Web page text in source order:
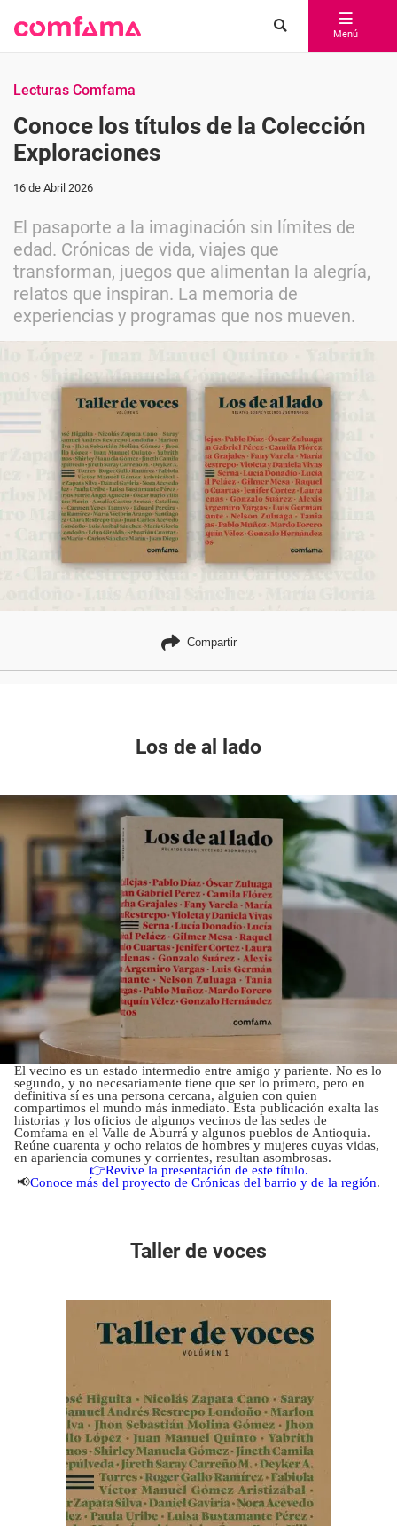
Menú
Lecturas Comfama
Conoce los títulos de la Colección
Exploraciones
16 de Abril 2026
El pasaporte a la imaginación sin límites de
edad. Crónicas de vida, viajes que
transforman, juegos que alimentan la alegría,
relatos que inspiran. La memoria de
experiencias y programas que nos mueven.
Compartir
Los de al lado
El vecino es un estado intermedio entre amigo y pariente. No es lo
segundo, y no necesariamente tiene que ser lo primero, pero en
definitiva sí es una persona cercana, alguien con quien
compartimos el mundo más inmediato. Esta publicación exalta las
historias y los oficios de algunos vecinos de las sedes de
Comfama en el Valle de Aburrá y algunos pueblos de Antioquia.
Reúne cuarenta y ocho relatos de hombres y mujeres cuyas vidas,
en apariencia comunes y corrientes, resultan asombrosas.
👉Revive la presentación de este título.
📢Conoce más del proyecto de Crónicas del barrio y de la región.
Taller de voces